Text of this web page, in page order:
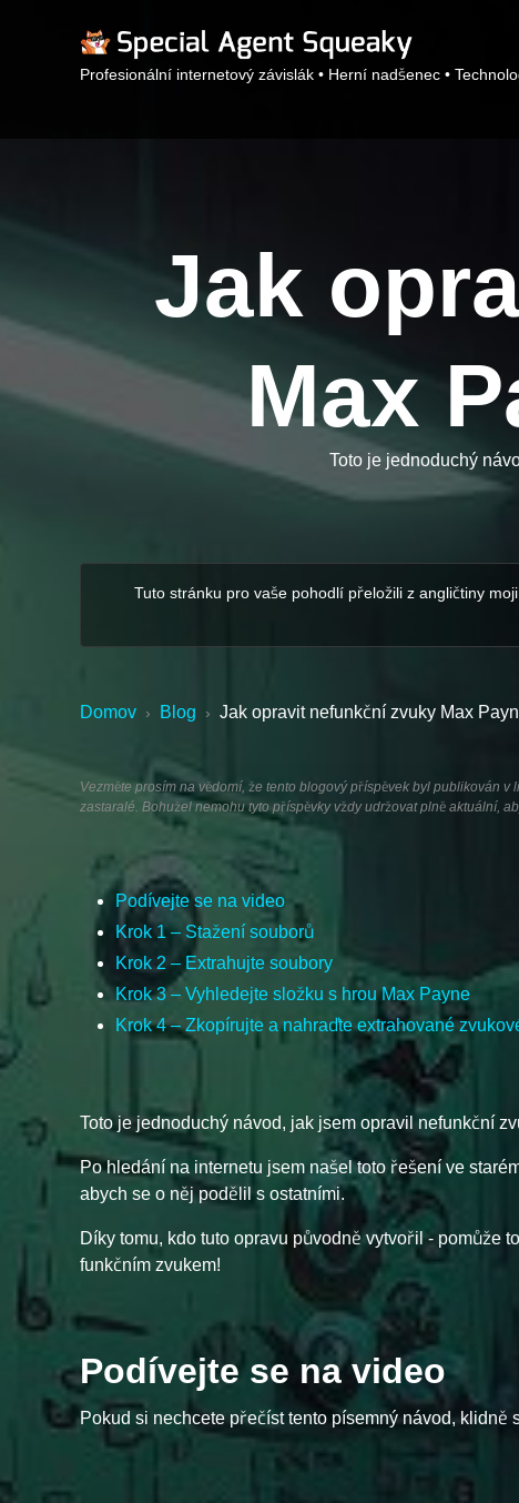
Profesionální internetový závislák • Herní nadšenec •
Jak
Max
Toto je jednoduchý
Tuto stránku pro vaše pohodlí přeložili z angličtiny
Domov › Blog › Jak opravit nefunkční zvuky Max
Vezměte prosím na vědomí, že tento blogový příspěvek byl publikován
zastaralé. Bohužel nemohu tyto příspěvky vždy udržovat plně aktuální,
Podívejte se na video
Krok 1 – Stažení souborů
Krok 2 – Extrahujte soubory
Krok 3 – Vyhledejte složku s hrou Max Payne
Krok 4 – Zkopírujte a nahraďte extrahované
Toto je jednoduchý návod, jak jsem opravil nefunkční
Po hledání na internetu jsem našel toto řešení ve
abych se o něj podělil s ostatními.
Díky tomu, kdo tuto opravu původně vytvořil - pomůže
funkčním zvukem!
Podívejte se na video
Pokud si nechcete přečíst tento písemný návod,